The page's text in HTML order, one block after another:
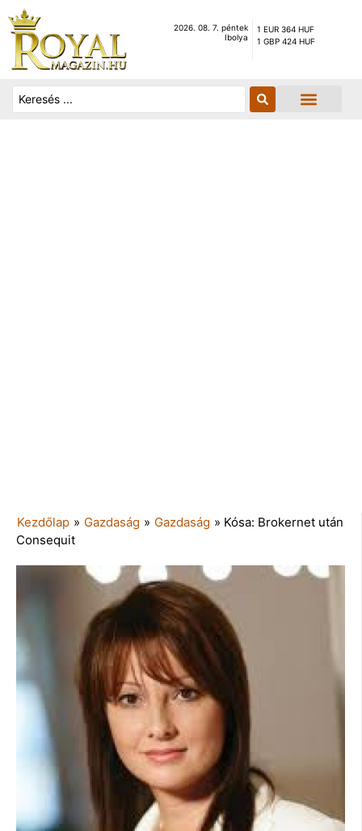
2026. 08. 7. péntek
Ibolya
1 EUR 364 HUF
1 GBP 424 HUF
Kezdőlap » Gazdaság » Gazdaság » Kósa: Brokernet után
Consequit